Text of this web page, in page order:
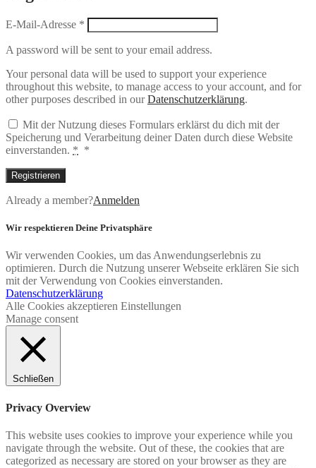
E-Mail-Adresse *
A password will be sent to your email address.
Your personal data will be used to support your experience
throughout this website, to manage access to your account, and for
other purposes described in ourDatenschutzerklärung.
Mit der Nutzung dieses Formulars erklärst du dich mit der
Speicherung und Verarbeitung deiner Daten durch diese Website
einverstanden. * *
Registrieren
Already a member?Anmelden
Wir respektieren Deine Privatsphäre
Wir verwenden Cookies, um das Anwendungserlebnis zu
optimieren. Durch die Nutzung unserer Webseite erklären Sie sich
mit der Verwendung von Cookies einverstanden.
Datenschutzerklärung
Alle Cookies akzeptieren Einstellungen
Manage consent
Schließen
Privacy Overview
This website uses cookies to improve your experience while you
navigate through the website. Out of these, the cookies that are
categorized as necessary are stored on your browser as they are